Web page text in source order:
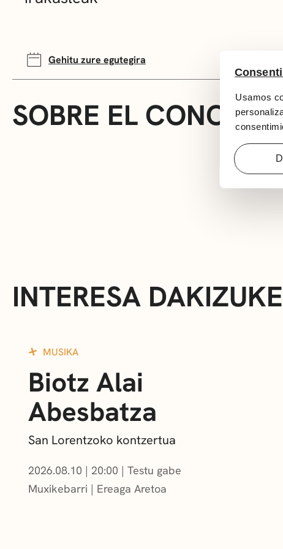
Usamos
Gehitu zure egutegira
SOBRE EL
INTERESA DAKIZUKE
MUSIKA
Biotz Alai
Abesbatza
San Lorentzoko kontzertua
2026.08.10 | 20:00
Testu gabe
Muxikebarri | Ereaga Aretoa